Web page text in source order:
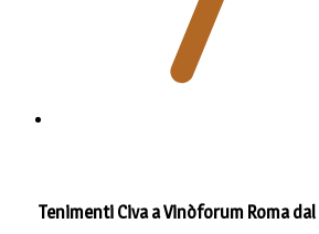
Tenimenti Civa a Vinòforum Roma